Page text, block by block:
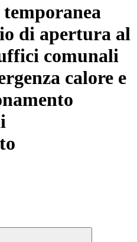
di apertura al
comunali
calore e